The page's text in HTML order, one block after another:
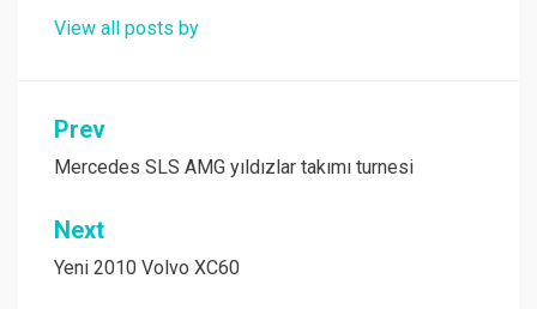
View all posts by
Yazı
gezinmesi
Prev
Mercedes SLS AMG yıldızlar takımı turnesi
Next
Yeni 2010 Volvo XC60